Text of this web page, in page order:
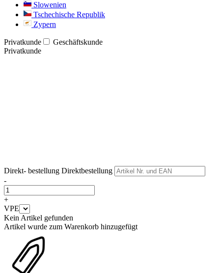
Slowenien
Tschechische Republik
Zypern
Privatkunde
Geschäftskunde
Privatkunde
Direkt- bestellung Direktbestellung
-
+
VPE
Kein Artikel gefunden
Artikel wurde zum Warenkorb hinzugefügt